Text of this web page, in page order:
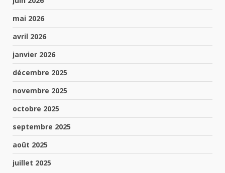
mai 2026
avril 2026
janvier 2026
décembre 2025
novembre 2025
octobre 2025
septembre 2025
août 2025
juillet 2025